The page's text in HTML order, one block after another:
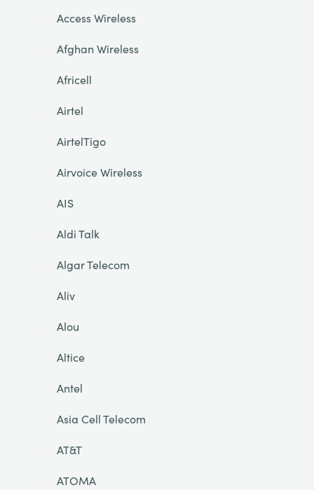
Access Wireless
Afghan Wireless
Africell
Airtel
AirtelTigo
Airvoice Wireless
AIS
Aldi Talk
Algar Telecom
Aliv
Alou
Altice
Antel
Asia Cell Telecom
AT&T
ATOMA